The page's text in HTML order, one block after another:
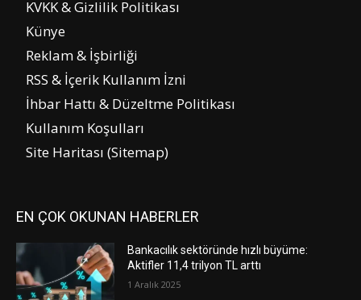
KVKK & Gizlilik Politikası
Künye
Reklam & İşbirliği
RSS & İçerik Kullanım İzni
İhbar Hattı & Düzeltme Politikası
Kullanım Koşulları
Site Haritası (Sitemap)
EN ÇOK OKUNAN HABERLER
Bankacılık sektöründe hızlı büyüme:
Aktifler 11,4 trilyon TL arttı
1 Aralık 2025